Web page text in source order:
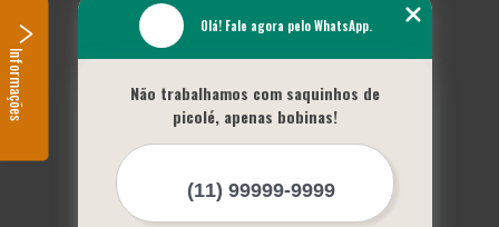
(47) 3562-0587
Empresa
Missão
Serviços
Mapa do site
Olá! Fale agora pelo WhatsApp.
Não trabalhamos com saquinhos de
picolé, apenas bobinas!
Informações